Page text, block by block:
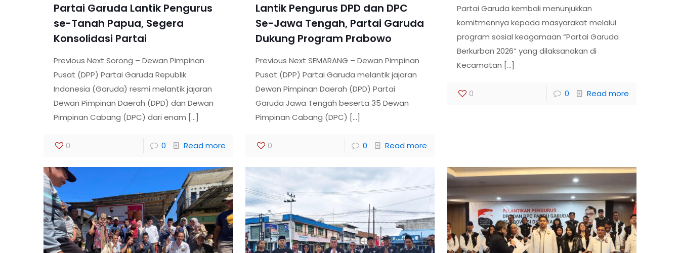
Partai Garuda Lantik Pengurus
se-Tanah Papua, Segera
Konsolidasi Partai
Previous Next Sorong – Dewan Pimpinan
Pusat (DPP) Partai Garuda Republik
Indonesia (Garuda) resmi melantik jajaran
Dewan Pimpinan Daerah (DPD) dan Dewan
Pimpinan Cabang (DPC) dari enam […]
0 0 Read more
Lantik Pengurus DPD dan DPC
Se-Jawa Tengah, Partai Garuda
Dukung Program Prabowo
Previous Next SEMARANG – Dewan Pimpinan
Pusat (DPP) Partai Garuda melantik jajaran
Dewan Pimpinan Daerah (DPD) Partai
Garuda Jawa Tengah beserta 35 Dewan
Pimpinan Cabang (DPC) […]
0 0 Read more
Partai Garuda kembali menunjukkan
komitmennya kepada masyarakat melalui
program sosial keagamaan “Partai Garuda
Berkurban 2026” yang dilaksanakan di
Kecamatan […]
0 0 Read more